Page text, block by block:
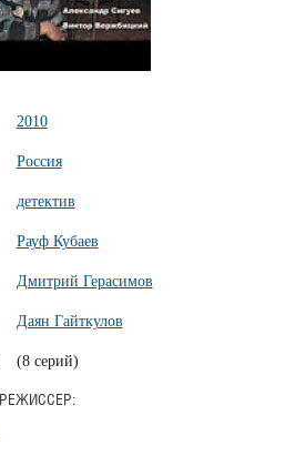
2010
Россия
детектив
Рауф Кубаев
Дмитрий Герасимов
Даян Гайткулов
(8 серий)
РЕЖИССЕР: